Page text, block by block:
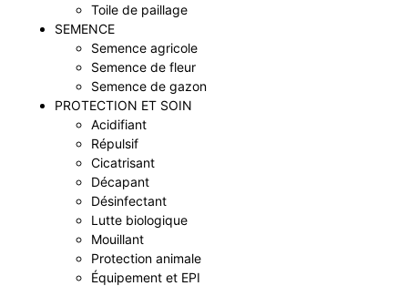
Toile de paillage
SEMENCE
Semence agricole
Semence de fleur
Semence de gazon
PROTECTION ET SOIN
Acidifiant
Répulsif
Cicatrisant
Décapant
Désinfectant
Lutte biologique
Mouillant
Protection animale
Équipement et EPI